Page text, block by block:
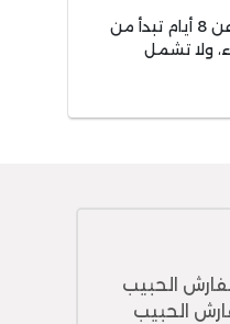
لا تزيد مدة التوصيل عن 8 أيام تبدأ من
ولا تشمل
الحبيب
الحبيب